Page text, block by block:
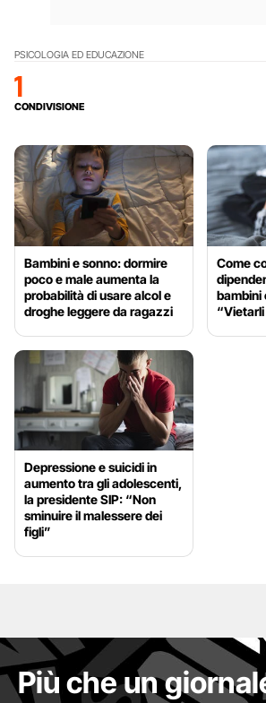
PSICOLOGIA ED EDUCAZIONE
1
CONDIVISIONE
Bambini e sonno: dormire
poco e male aumenta la
probabilità di usare alcol e
droghe leggere da ragazzi
Come
bambini
Depressione e suicidi in
aumento tra gli adolescenti,
la presidente SIP: “Non
sminuire il malessere dei
figli”
Più che un